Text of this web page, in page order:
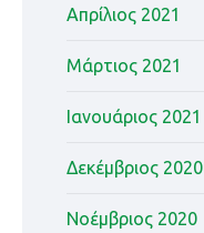
Απρίλιος 2021
Μάρτιος 2021
Ιανουάριος 2021
Δεκέμβριος 2020
Νοέμβριος 2020